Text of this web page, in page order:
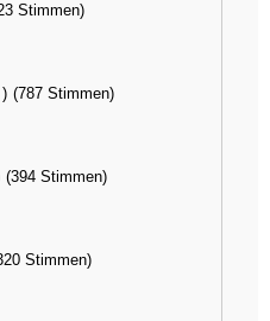
Stimmen
787 Stimmen
394 Stimmen
Stimmen